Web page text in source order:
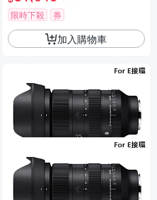
貨)
限時下殺
券
加入購物車